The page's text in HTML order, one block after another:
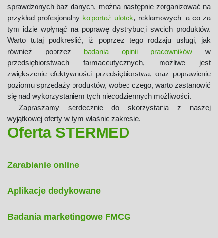
sprawdzonych baz danych, można następnie zorganizować na
przykład profesjonalny kolportaż ulotek, reklamowych, a co za
tym idzie wpłynąć na poprawę dystrybucji swoich produktów.
Warto tutaj podkreślić, iż poprzez tego rodzaju usługi, jak
również poprzez badania opinii pracowników w
przedsiębiorstwach farmaceutycznych, możliwe jest
zwiększenie efektywności przedsiębiorstwa, oraz poprawienie
poziomu sprzedaży produktów, wobec czego, warto zastanowić
się nad wykorzystaniem tych niecodziennych możliwości.
Zapraszamy serdecznie do skorzystania z naszej
wyjątkowej oferty w tym właśnie zakresie.
Oferta STERMED
Zarabianie online
Aplikacje dedykowane
Badania marketingowe FMCG